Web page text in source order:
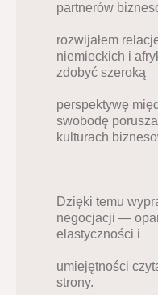
partnerów
rozwijałem
niemieckich i
zdobyć szeroką
perspektywę
swobodę
kulturach
Dzięki temu
negocjacji —
elastyczności i
umiejętności
strony.